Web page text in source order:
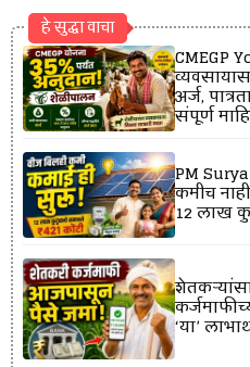
हे सुद्धा वाचा
CMEGP
अर्ज,
संपूर्ण
PM
कमीच
12 लाख
‘या’